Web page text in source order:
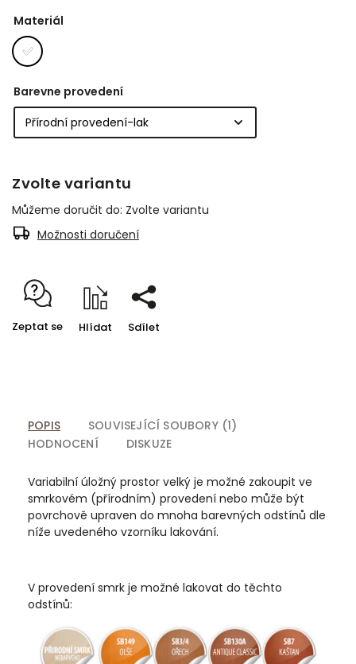
Materiál
Barevne provedení
Zvolte variantu
Můžeme doručit do: Zvolte variantu
Možnosti doručení
Zeptat se Hlídat Sdílet
POPIS
SOUVISEJÍCÍ SOUBORY (1)
HODNOCENÍ
DISKUZE
Variabilní úložný prostor velký je možné zakoupit ve
smrkovém (přírodním) provedení nebo může být
povrchově upraven do mnoha barevných odstínů dle
níže uvedeného vzorníku lakování.
V provedení smrk je možné lakovat do těchto
odstínů: